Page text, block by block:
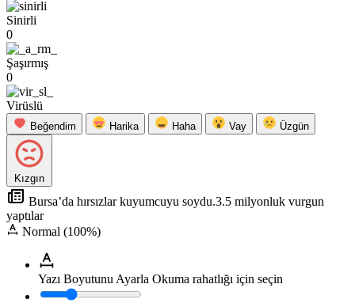
Sinirli
0
Şaşırmış
0
Virüslü
Beğendim Harika Haha Vay Üzgün
Kızgın
Bursa’da hırsızlar kuyumcuyu soydu.3.5 milyonluk vurgun
yaptılar
Normal (100%)
Yazı Boyutunu Ayarla Okuma rahatlığı için seçin